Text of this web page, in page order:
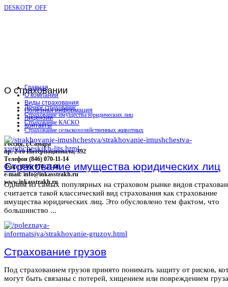
DESKOTP_OFF
О страховании
Личное страхование
Страхование имущества юридических лиц
Страхование КАСКО
Страхование сельскохозяйственных животных
Россия, г.Самара
пр. 2-го Интернационала, 392
Телефон (846) 070-11-14
Факс (846) 070-23-96
e-mail: info@inkasstrakh.ru
www.inkasstrakh.ru
Главная
О компании
Виды страхования
Полезная информация
Лицензии
Контакты
Страхование имущества юридических лиц
Одним из самых популярных на страховом рынке видов
считается такой классический вид страхования как страхование
имущества юридических лиц. Это обусловлено тем фактом, что
большинство ...
Страхование грузов
Под страхованием грузов принято понимать защиту от рисков,
могут быть связаны с потерей, хищением или повреждением